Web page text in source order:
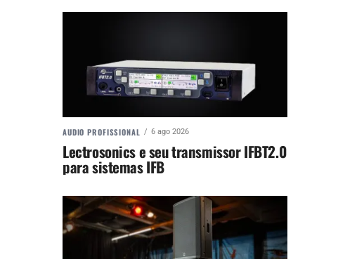
AUDIO PROFISSIONAL 6 ago 2026
Lectrosonics e seu transmissor IFBT2.0
para sistemas IFB